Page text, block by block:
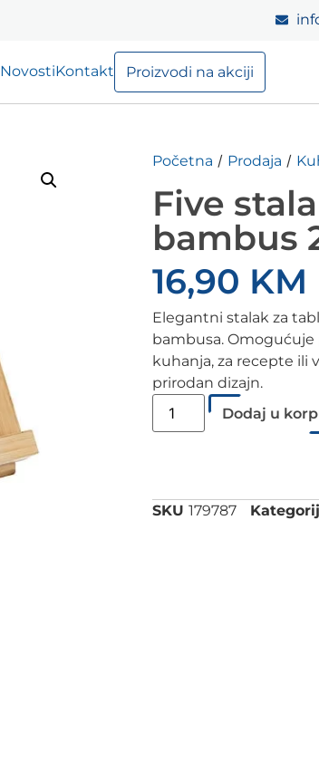
NovostiKontakt Proizvodi na akciji
Početna / Prodaja /
Five
bambus
16,90 KM
Elegantni stalak za
bambusa.
kuhanja, za recepte ili
prirodan dizajn.
Dodaj u
SKU 179787